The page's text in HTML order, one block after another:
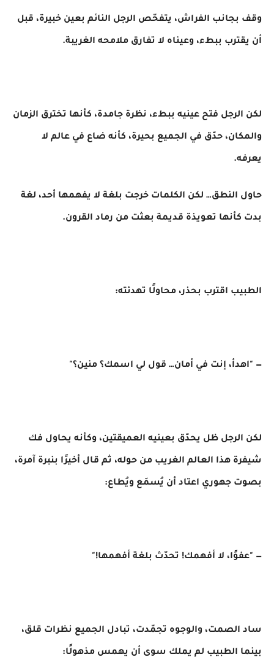
وقف بجانب الفراش، يتفحّص الرجل النائم بعين خبيرة، قبل
أن يقترب ببطء، وعيناه لا تفارق ملامحه الغريبة.
لكن الرجل فتح عينيه ببطء، نظرة جامدة، كأنها تخترق الزمان
والمكان، حدّق في الجميع بحيرة، كأنه ضاع في عالم لا
يعرفه.
حاول النطق… لكن الكلمات خرجت بلغة لا يفهمها أحد، لغة
بدت كأنها تعويذة قديمة بعثت من رماد القرون.
الطبيب اقترب بحذر، محاولًا تهدئته:
— "اهدأ، إنت في أمان… قول لي اسمك؟ منين؟"
لكن الرجل ظل يحدّق بعينيه العميقتين، وكأنه يحاول فك
شيفرة هذا العالم الغريب من حوله، ثم قال أخيرًا بنبرة آمرة،
بصوت جهوري اعتاد أن يُسمَع ويُطاع:
— "عفوًا، لا أفهمك! تحدّث بلغة أفهمها!"
ساد الصمت، والوجوه تجمّدت، تبادل الجميع نظرات قلق،
بينما الطبيب لم يملك سوى أن يهمس مذهولًا: